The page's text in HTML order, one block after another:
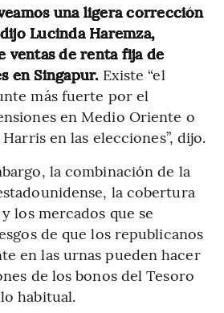
una ligera corrección
Lucinda Haremza,
ventas de renta fija de
en Singapur. Existe “el
más fuerte por el
en Medio Oriente o
en las elecciones”, dijo.
la combinación de la
la cobertura
los mercados que se
de que los republicanos
en las urnas pueden hacer
de los bonos del Tesoro
habitual.